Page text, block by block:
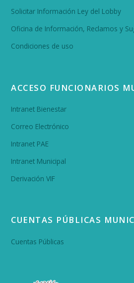
Solicitar Información Ley del Lobby
Oficina de Información, Reclamos y
Condiciones de uso
ACCESO FUNCIONARIOS
Intranet Bienestar
Correo Electrónico
Intranet PAE
Intranet Municipal
Derivación VIF
CUENTAS PÚBLICAS
Cuentas Públicas